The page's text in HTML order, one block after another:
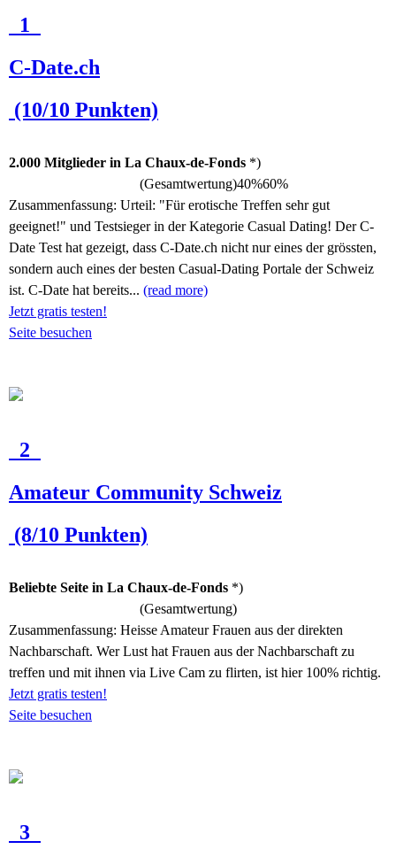
1
C-Date.ch
(10/10 Punkten)
2.000 Mitglieder in La Chaux-de-Fonds *)
(Gesamtwertung)40%60%
Zusammenfassung: Urteil: "Für erotische Treffen sehr gut
geeignet!" und Testsieger in der Kategorie Casual Dating! Der C-
Date Test hat gezeigt, dass C-Date.ch nicht nur eines der grössten,
sondern auch eines der besten Casual-Dating Portale der Schweiz
ist. C-Date hat bereits... (read more)
Jetzt gratis testen!
Seite besuchen
2
Amateur Community Schweiz
(8/10 Punkten)
Beliebte Seite in La Chaux-de-Fonds *)
(Gesamtwertung)
Zusammenfassung: Heisse Amateur Frauen aus der direkten
Nachbarschaft. Wer Lust hat Frauen aus der Nachbarschaft zu
treffen und mit ihnen via Live Cam zu flirten, ist hier 100% richtig.
Jetzt gratis testen!
Seite besuchen
3